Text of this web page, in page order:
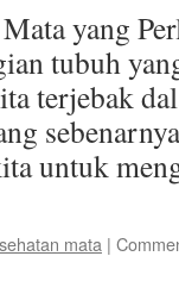
yang
tubuh
terjebak
untuk
mata |